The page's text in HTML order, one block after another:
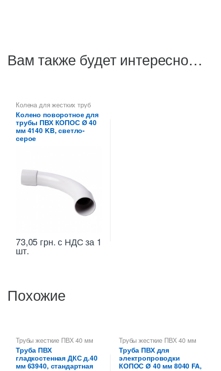
Вам также будет интересно…
Колена для жестких труб
ПВХ
Колено поворотное для
трубы ПВХ КОПОС Ø 40
мм 4140 KB, светло-
серое
73,05 грн.с НДС за 1
шт.
Похожие
Трубы жесткие ПВХ 40 мм
Труба ПВХ
гладкостенная ДКС д.40
мм 63940, стандартная
Трубы жесткие ПВХ 40 мм
Труба ПВХ для
электропроводки
КОПОС Ø 40 мм 8040 FA,